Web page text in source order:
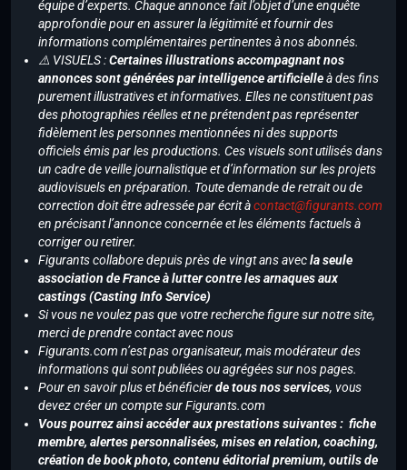
équipe d’experts. Chaque annonce fait l’objet d’une enquête
approfondie pour en assurer la légitimité et fournir des
informations complémentaires pertinentes à nos abonnés.
⚠️ VISUELS :Certaines illustrations accompagnant nos
annonces sont générées par intelligence artificielleà des fins
purement illustratives et informatives. Elles ne constituent pas
des photographies réelles et ne prétendent pas représenter
fidèlement les personnes mentionnées ni des supports
officiels émis par les productions. Ces visuels sont utilisés dans
un cadre de veille journalistique et d’information sur les projets
audiovisuels en préparation. Toute demande de retrait ou de
correction doit être adressée par écrit àcontact@figurants.com
en précisant l’annonce concernée et les éléments factuels à
corriger ou retirer.
Figurants collabore depuis près de vingt ans avecla seule
association de France à lutter contre les arnaques aux
castings (Casting Info Service)
Si vous ne voulez pas que votre recherche figure sur notre site,
merci de prendre contact avec nous
Figurants.com n’est pas organisateur, mais modérateur des
informations qui sont publiées ou agrégées sur nos pages.
Pour en savoir plus et bénéficierde tous nos services, vous
devez créer un compte sur Figurants.com
Vous pourrez ainsi accéder aux prestations suivantes : fiche
membre, alertes personnalisées, mises en relation, coaching,
création de book photo, contenu éditorial premium, outils de